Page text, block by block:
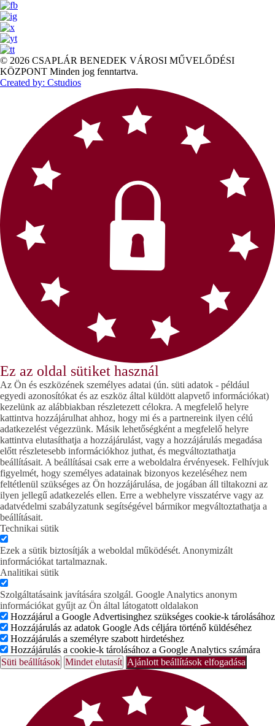
© 2026 CSAPLÁR BENEDEK VÁROSI MŰVELŐDÉSI
KÖZPONT Minden jog fenntartva.
Created by: Cstudios
Ez az oldal sütiket használ
Az Ön és eszközének személyes adatai (ún. süti adatok - például
egyedi azonosítókat és az eszköz által küldött alapvető információkat)
kezelünk az alábbiakban részletezett célokra. A megfelelő helyre
kattintva hozzájárulhat ahhoz, hogy mi és a partnereink ilyen célú
adatkezelést végezzünk. Másik lehetőségként a megfelelő helyre
kattintva elutasíthatja a hozzájárulást, vagy a hozzájárulás megadása
előtt részletesebb információkhoz juthat, és megváltoztathatja
beállításait. A beállításai csak erre a weboldalra érvényesek. Felhívjuk
figyelmét, hogy személyes adatainak bizonyos kezeléséhez nem
feltétlenül szükséges az Ön hozzájárulása, de jogában áll tiltakozni az
ilyen jellegű adatkezelés ellen. Erre a webhelyre visszatérve vagy az
adatvédelmi szabályzatunk segítségével bármikor megváltoztathatja a
beállításait.
Technikai sütik
Ezek a sütik biztosítják a weboldal működését. Anonymizált
információkat tartalmaznak.
Analitikai sütik
Szolgáltatásaink javítására szolgál. Google Analytics anonym
információkat gyűjt az Ön által látogatott oldalakon
Hozzájárul a Google Advertisinghez szükséges cookie-k tárolásához
Hozzájárulás az adatok Google Ads céljára történő küldéséhez
Hozzájárulás a személyre szabott hirdetéshez
Hozzájárulás a cookie-k tárolásához a Google Analytics számára
Süti beállítások Mindet elutasít Ajánlott beállítások elfogadása